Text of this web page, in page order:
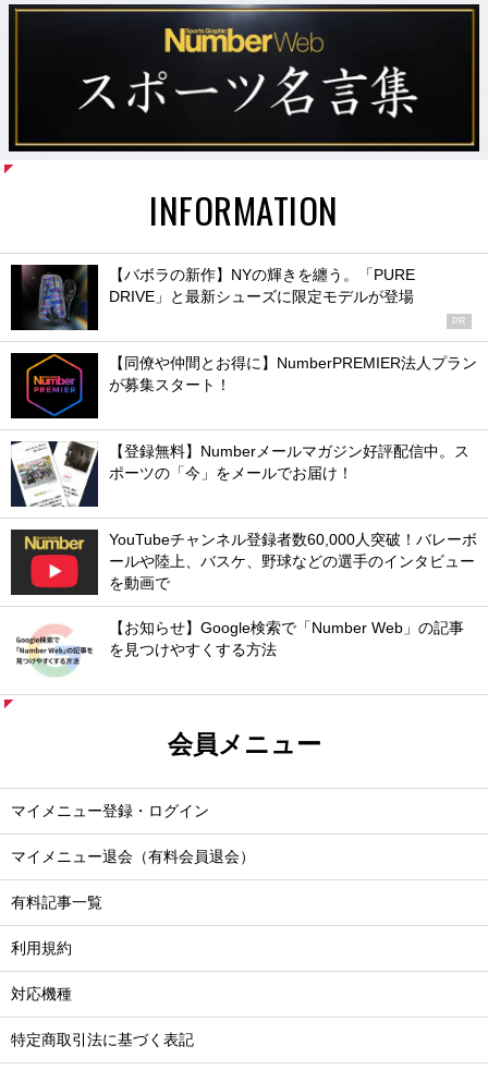
INFORMATION
【バボラの新作】NYの輝きを纏う。「PURE
DRIVE」と最新シューズに限定モデルが登場
PR
【同僚や仲間とお得に】NumberPREMIER法人プラン
が募集スタート！
【登録無料】Numberメールマガジン好評配信中。ス
ポーツの「今」をメールでお届け！
YouTubeチャンネル登録者数60,000人突破！バレーボ
ールや陸上、バスケ、野球などの選手のインタビュー
を動画で
【お知らせ】Google検索で「Number Web」の記事
を見つけやすくする方法
会員メニュー
マイメニュー登録・ログイン
マイメニュー退会（有料会員退会）
有料記事一覧
利用規約
対応機種
特定商取引法に基づく表記